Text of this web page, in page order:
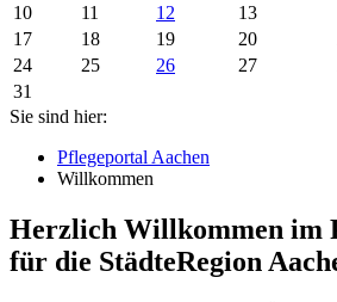
10
11 12 13
17
18 19 20
24
25 26 27
31
Sie sind hier:
Pflegeportal Aachen
Willkommen
Herzlich Willkommen im
für die StädteRegion